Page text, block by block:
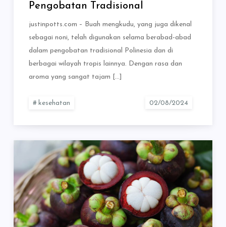
Pengobatan Tradisional
justinpotts.com – Buah mengkudu, yang juga dikenal
sebagai noni, telah digunakan selama berabad-abad
dalam pengobatan tradisional Polinesia dan di
berbagai wilayah tropis lainnya. Dengan rasa dan
aroma yang sangat tajam […]
kesehatan